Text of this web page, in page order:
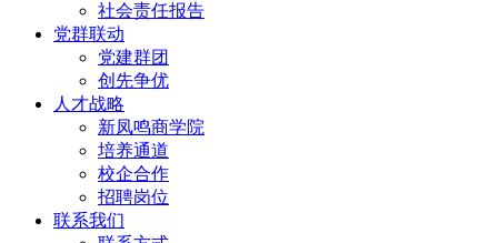
社会责任报告
党群联动
党建群团
创先争优
人才战略
新凤鸣商学院
培养通道
校企合作
招聘岗位
联系我们